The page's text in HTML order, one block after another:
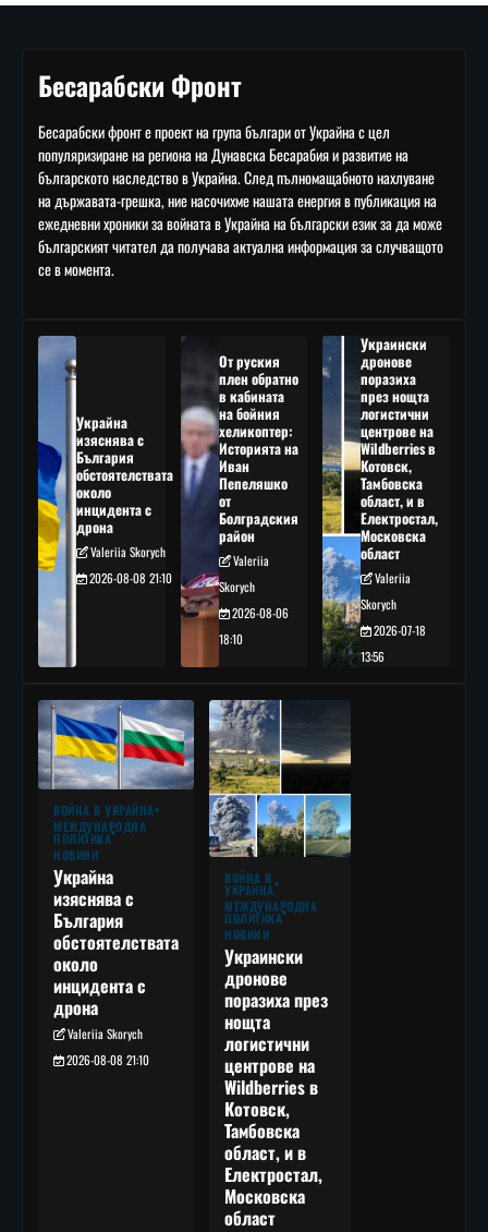
Бесарабски Фронт
Бесарабски фронт е проект на група българи от Украйна с цел
популяризиране на региона на Дунавска Бесарабия и развитие на
българското наследство в Украйна. След пълномащабното нахлуване
на държавата-грешка, ние насочихме нашата енергия в публикация на
ежедневни хроники за войната в Украйна на български език за да може
българският читател да получава актуална информация за случващото
се в момента.
Украйна
изяснява с
България
обстоятелствата
около
инцидента с
дрона
Valeriia Skorych
2026-08-08 21:10
От руския
плен обратно
в кабината
на бойния
хеликоптер:
Историята на
Иван
Пепеляшко
от
Болградския
район
Valeriia
Skorych
2026-08-06
18:10
Украински
дронове
поразиха
през нощта
логистични
центрове на
Wildberries в
Котовск,
Тамбовска
област, и в
Електростал,
Московска
област
Valeriia
Skorych
2026-07-18
13:56
ВОЙНА В УКРАЙНА
МЕЖДУНАРОДНА
ПОЛИТИКА
НОВИНИ
Украйна
изяснява с
България
обстоятелствата
около
инцидента с
дрона
Valeriia Skorych
2026-08-08 21:10
ВОЙНА В
УКРАЙНА
МЕЖДУНАРОДНА
ПОЛИТИКА
НОВИНИ
Украински
дронове
поразиха през
нощта
логистични
центрове на
Wildberries в
Котовск,
Тамбовска
област, и в
Електростал,
Московска
област